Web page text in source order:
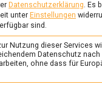
Datenschutzerklärung. Es
unter Einstellungen
sind.
Nutzung dieser Services
Datenschutz
ohne dass für